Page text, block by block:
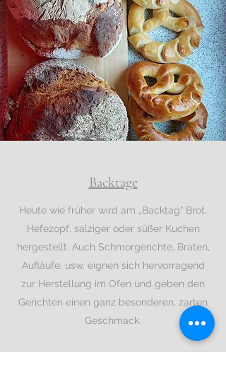
Backtage
Heute wie früher wird am „Backtag“ Brot,
Hefezopf, salziger oder süßer Kuchen
hergestellt. Auch Schmorgerichte, Braten,
Aufläufe, usw. eignen sich hervorragend
zur Herstellung im Ofen und geben den
Gerichten einen ganz besonderen, zarten
Geschmack.